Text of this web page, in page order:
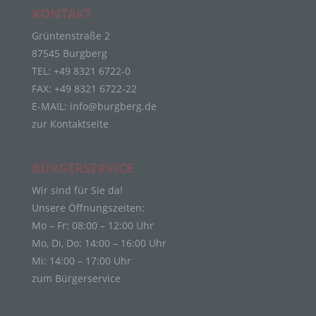
KONTAKT
Grüntenstraße 2
87545 Burgberg
TEL: +49 8321 6722-0
FAX: +49 8321 6722-22
E-MAIL: info@burgberg.de
zur Kontaktseite
BÜRGERSERVICE
Wir sind für Sie da!
Unsere Öffnungszeiten:
Mo – Fr: 08:00 – 12:00 Uhr
Mo, Di, Do: 14:00 – 16:00 Uhr
Mi: 14:00 – 17:00 Uhr
zum Bürgerservice
die sich auf eine identifizierte oder identifizierbare
natürliche Person (im Folgenden „betroffene
natürliche Person angesehen, die direkt oder
indirekt, insbesondere mittels Zuordnung zu einer
Kennung wie einem Namen, zu einer
Kennnummer, zu Standortdaten, zu einer Online-
Kennung oder zu einem oder mehreren
besonderen Merkmalen, die Ausdruck der
sozialen Identität dieser natürlichen Person sind,
identifiziert werden kann.
b) betroffene Person
identifizierbare natürliche Person, deren
personenbezogene Daten von dem für die
Verarbeitung Verantwortlichen verarbeitet werden.